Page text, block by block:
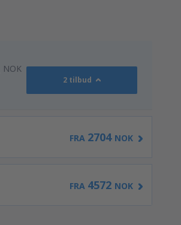
NOK
2 tilbud
FRA 2704 NOK
FRA 4572 NOK